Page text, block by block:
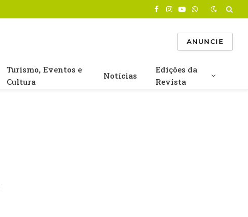
Facebook
Instagram
YouTube
WhatsApp
ANUNCIE
Turismo, Eventos e
Cultura
Notícias
Edições da
Revista